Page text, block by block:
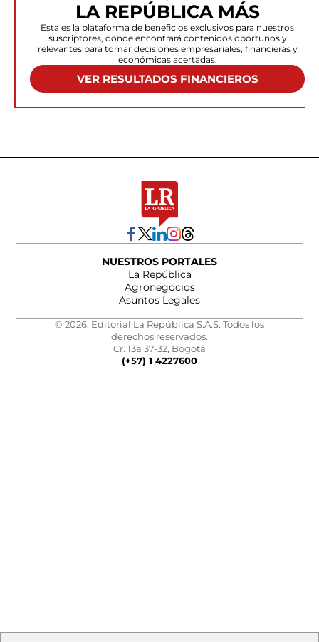
LA REPÚBLICA MÁS
Esta es la plataforma de beneficios exclusivos para nuestros
suscriptores, donde encontrará contenidos oportunos y
relevantes para tomar decisiones empresariales, financieras y
económicas acertadas.
VER RESULTADOS FINANCIEROS
NUESTROS PORTALES
La República
Agronegocios
Asuntos Legales
© 2026, Editorial La República S.A.S. Todos los
derechos reservados.
Cr. 13a 37-32, Bogotá
(+57) 1 4227600